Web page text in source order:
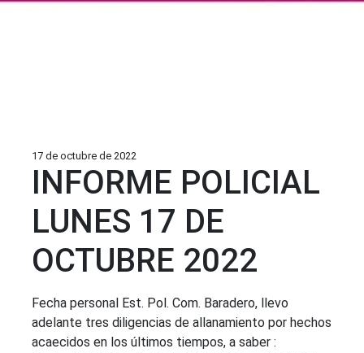
17 de octubre de 2022
INFORME POLICIAL
LUNES 17 DE
OCTUBRE 2022
Fecha personal Est. Pol. Com. Baradero, llevo
adelante tres diligencias de allanamiento por hechos
acaecidos en los últimos tiempos, a saber :